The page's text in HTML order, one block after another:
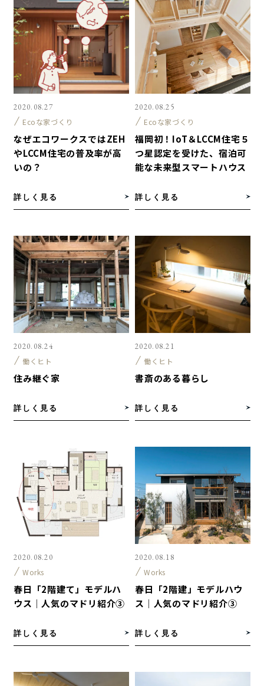
2020.08.27
Ecoな家づくり
なぜエコワークスではZEH
やLCCM住宅の普及率が高
いの？
詳しく見る
2020.08.25
Ecoな家づくり
福岡初！IoT＆LCCM住宅５
つ星認定を受けた、宿泊可
能な未来型スマートハウス
詳しく見る
2020.08.24
働くヒト
住み継ぐ家
詳しく見る
2020.08.21
働くヒト
書斎のある暮らし
詳しく見る
2020.08.20
Works
春日「2階建て」モデルハ
ウス｜人気のマドリ紹介③
詳しく見る
2020.08.18
Works
春日「2階建」モデルハウ
ス｜人気のマドリ紹介③
詳しく見る